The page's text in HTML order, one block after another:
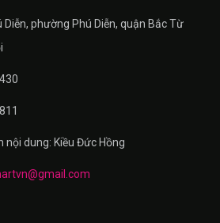
phường Phú Diễn, quận Bắc Từ
nội dung: Kiều Đức Hồng